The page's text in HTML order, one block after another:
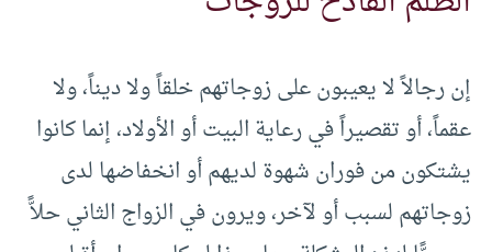
إن رجالاً لا يعيبون على زوجاتهم خلقاً ولا ديناً، ولا
عقماً، أو تقصيراً في رعاية البيت أو الأولاد، إنما كانوا
يشتكون من فوران شهوة لديهم أو انخفاضها لدى
زوجاتهم لسبب أو لآخر، ويرون في الزواج الثاني حلاًّ